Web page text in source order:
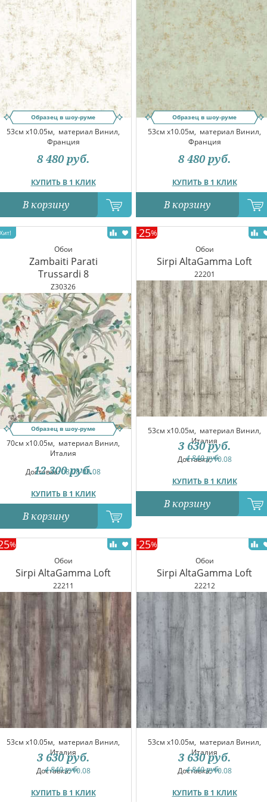
Образец в шоу-руме
53см x10.05м, материал Винил,
Франция
КУПИТЬ В 1 КЛИК
8 480 руб.
В корзину
Образец в шоу-руме
53см x10.05м, материал Винил,
Франция
КУПИТЬ В 1 КЛИК
8 480 руб.
В корзину
Обои
Zambaiti Parati
Trussardi 8
Z30326
Образец в шоу-руме
70см x10.05м, материал Винил,
Италия
Доставка:08.08-09.08
КУПИТЬ В 1 КЛИК
12 300 руб.
В корзину
Обои
Sirpi AltaGamma Loft
22201
-25%
53см x10.05м, материал Винил,
Италия
Доставка:10.08
КУПИТЬ В 1 КЛИК
4 840руб.
3 630 руб.
В корзину
Обои
Sirpi AltaGamma Loft
22211
%
53см x10.05м, материал Винил,
Италия
Доставка:10.08
КУПИТЬ В 1 КЛИК
4 840руб.
3 630 руб.
Обои
Sirpi AltaGamma Loft
22212
-25%
53см x10.05м, материал Винил,
Италия
Доставка:10.08
КУПИТЬ В 1 КЛИК
4 840руб.
3 630 руб.